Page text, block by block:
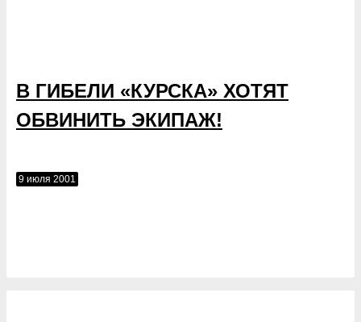
В ГИБЕЛИ «КУРСКА» ХОТЯТ
ОБВИНИТЬ ЭКИПАЖ!
9 июля 2001